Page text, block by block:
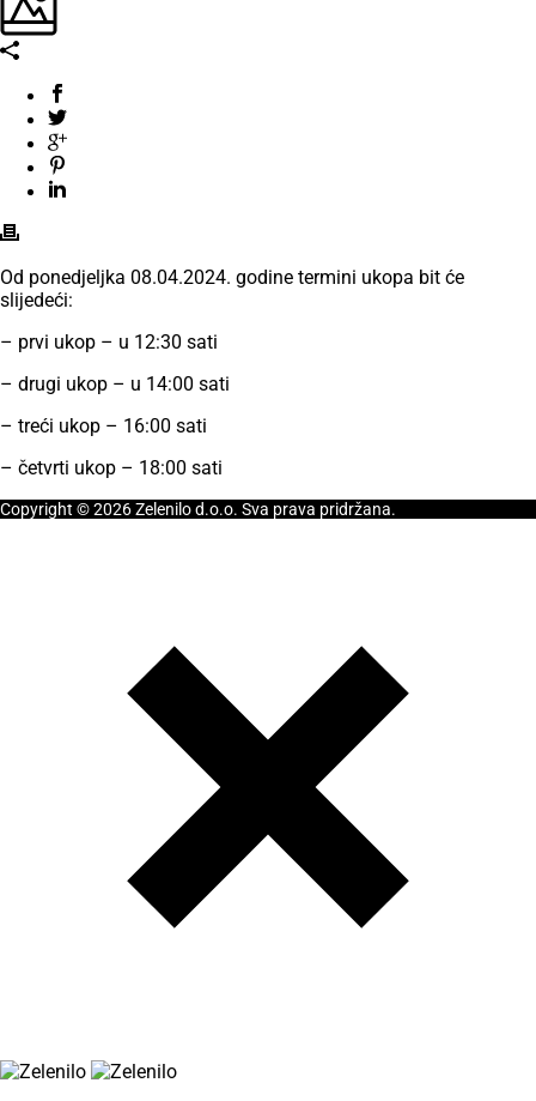
Od ponedjeljka 08.04.2024. godine termini ukopa bit će
slijedeći:
– prvi ukop – u 12:30 sati
– drugi ukop – u 14:00 sati
– treći ukop – 16:00 sati
– četvrti ukop – 18:00 sati
Copyright © 2026 Zelenilo d.o.o. Sva prava pridržana.